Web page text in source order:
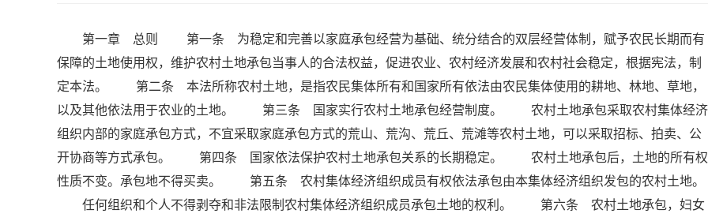
第一章 总则 第一条 为稳定和完善以家庭承包经营为基础、统分结合的双层经营体制，赋予农民长期而有
保障的土地使用权，维护农村土地承包当事人的合法权益，促进农业、农村经济发展和农村社会稳定，根据宪法，制
定本法。 第二条 本法所称农村土地，是指农民集体所有和国家所有依法由农民集体使用的耕地、林地、草地，
以及其他依法用于农业的土地。 第三条 国家实行农村土地承包经营制度。 农村土地承包采取农村集体经济
组织内部的家庭承包方式，不宜采取家庭承包方式的荒山、荒沟、荒丘、荒滩等农村土地，可以采取招标、拍卖、公
开协商等方式承包。 第四条 国家依法保护农村土地承包关系的长期稳定。 农村土地承包后，土地的所有权
性质不变。承包地不得买卖。 第五条 农村集体经济组织成员有权依法承包由本集体经济组织发包的农村土地。
任何组织和个人不得剥夺和非法限制农村集体经济组织成员承包土地的权利。 第六条 农村土地承包，妇女